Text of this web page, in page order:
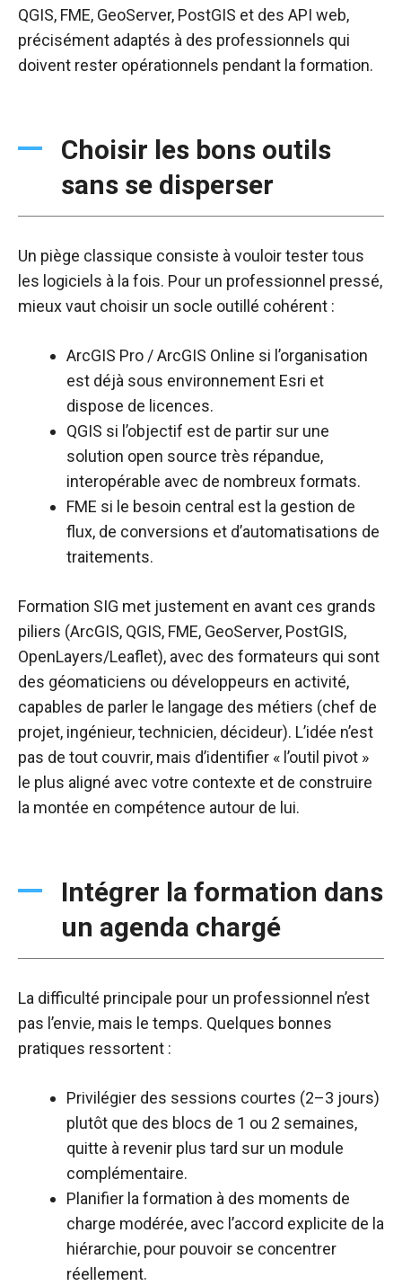
QGIS, FME, GeoServer, PostGIS et des API web,
précisément adaptés à des professionnels qui
doivent rester opérationnels pendant la formation.​
Choisir les bons outils
sans se disperser
Un piège classique consiste à vouloir tester tous
les logiciels à la fois. Pour un professionnel pressé,
mieux vaut choisir un socle outillé cohérent :
ArcGIS Pro / ArcGIS Online si l’organisation
est déjà sous environnement Esri et
dispose de licences.​
QGIS si l’objectif est de partir sur une
solution open source très répandue,
interopérable avec de nombreux formats.​
FME si le besoin central est la gestion de
flux, de conversions et d’automatisations de
traitements.​
Formation SIG met justement en avant ces grands
piliers (ArcGIS, QGIS, FME, GeoServer, PostGIS,
OpenLayers/Leaflet), avec des formateurs qui sont
des géomaticiens ou développeurs en activité,
capables de parler le langage des métiers (chef de
projet, ingénieur, technicien, décideur). L’idée n’est
pas de tout couvrir, mais d’identifier « l’outil pivot »
le plus aligné avec votre contexte et de construire
la montée en compétence autour de lui.​
Intégrer la formation dans
un agenda chargé
La difficulté principale pour un professionnel n’est
pas l’envie, mais le temps. Quelques bonnes
pratiques ressortent :
Privilégier des sessions courtes (2–3 jours)
plutôt que des blocs de 1 ou 2 semaines,
quitte à revenir plus tard sur un module
complémentaire.​
Planifier la formation à des moments de
charge modérée, avec l’accord explicite de la
hiérarchie, pour pouvoir se concentrer
réellement.​